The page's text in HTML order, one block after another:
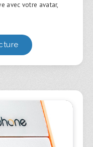
avec votre avatar,